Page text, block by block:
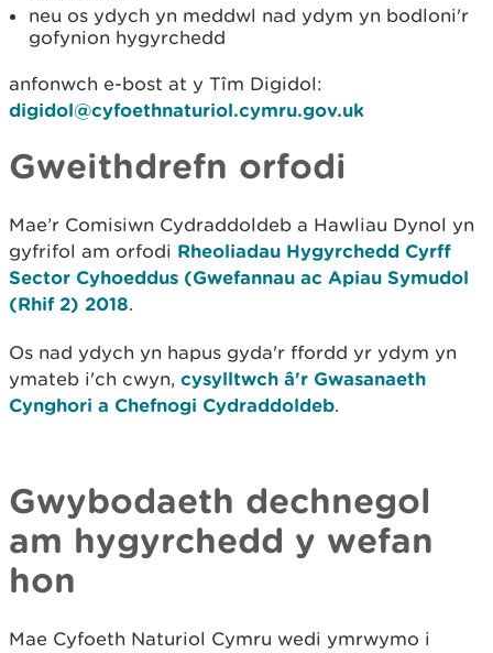
neu os ydych yn meddwl nad ydym yn bodloni'r
gofynion hygyrchedd
anfonwch e-bost at y Tîm Digidol:
digidol@cyfoethnaturiol.cymru.gov.uk
Gweithdrefn orfodi
Mae’r Comisiwn Cydraddoldeb a Hawliau Dynol yn
gyfrifol am orfodi Rheoliadau Hygyrchedd Cyrff
Sector Cyhoeddus (Gwefannau ac Apiau Symudol
(Rhif 2) 2018.
Os nad ydych yn hapus gyda'r ffordd yr ydym yn
ymateb i'ch cwyn, cysylltwch â'r Gwasanaeth
Cynghori a Chefnogi Cydraddoldeb.
Gwybodaeth dechnegol
am hygyrchedd y wefan
hon
Mae Cyfoeth Naturiol Cymru wedi ymrwymo i